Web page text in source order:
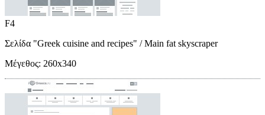
F4
Σελίδα "Greek cuisine and recipes" / Main fat skyscraper
Μέγεθος: 260x340